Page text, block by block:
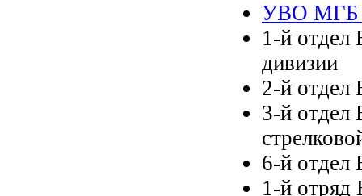
УВО МГБ
1-й отдел
дивизии
2-й отдел
3-й отдел
6-й отдел
1-й отряд